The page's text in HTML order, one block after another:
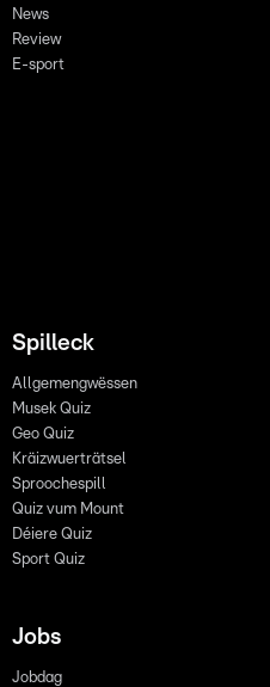
News
Review
E-sport
Spilleck
Allgemengwëssen
Musek Quiz
Geo Quiz
Kräizwuerträtsel
Sproochespill
Quiz vum Mount
Déiere Quiz
Sport Quiz
Jobs
Jobdag